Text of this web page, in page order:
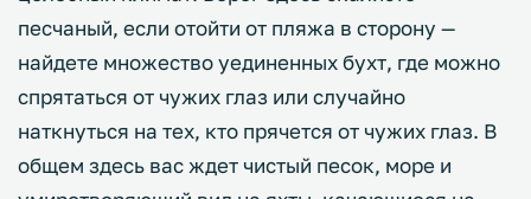
песчаный, если отойти от пляжа в сторону —
найдете множество уединенных бухт, где можно
спрятаться от чужих глаз или случайно
наткнуться на тех, кто прячется от чужих глаз. В
общем здесь вас ждет чистый песок, море и